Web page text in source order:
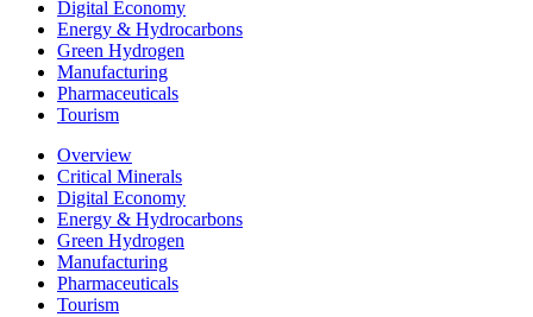
Digital Economy
Energy & Hydrocarbons
Green Hydrogen
Manufacturing
Pharmaceuticals
Tourism
Overview
Critical Minerals
Digital Economy
Energy & Hydrocarbons
Green Hydrogen
Manufacturing
Pharmaceuticals
Tourism